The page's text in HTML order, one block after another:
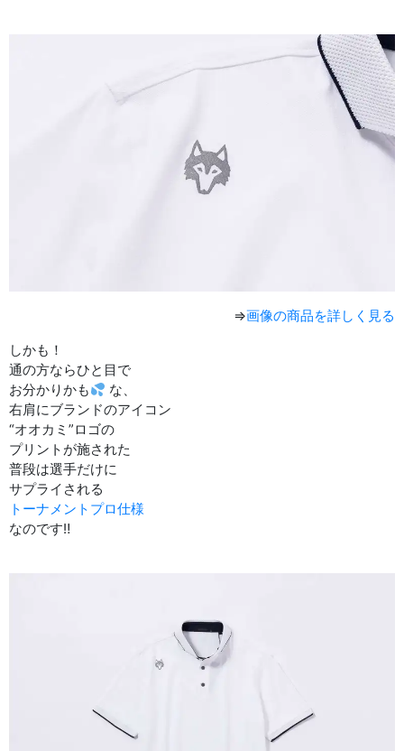
⇒画像の商品を詳しく見る
しかも！
通の方ならひと目で
お分かりかも
な、
右肩にブランドのアイコン
“オオカミ”ロゴの
プリントが施された
普段は選手だけに
サプライされる
トーナメントプロ仕様
なのです‼︎